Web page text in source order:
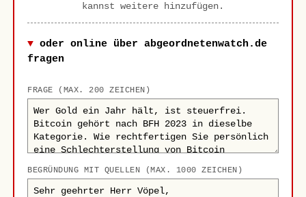
kannst weitere hinzufügen.
oder online über abgeordnetenwatch.de
fragen
FRAGE (MAX. 200 ZEICHEN)
BEGRÜNDUNG MIT QUELLEN (MAX. 1000 ZEICHEN)